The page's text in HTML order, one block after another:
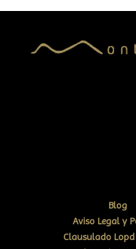
Blog
Aviso Legal y
Clausulado Lopd